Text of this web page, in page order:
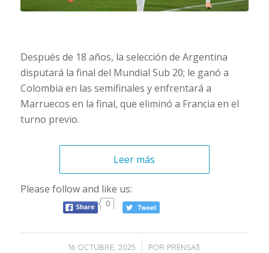
Después de 18 años, la selección de Argentina
disputará la final del Mundial Sub 20; le ganó a
Colombia en las semifinales y enfrentará a
Marruecos en la final, que eliminó a Francia en el
turno previo.
Leer más
Please follow and like us:
0
16 OCTUBRE, 2025
/ POR PRENSA3